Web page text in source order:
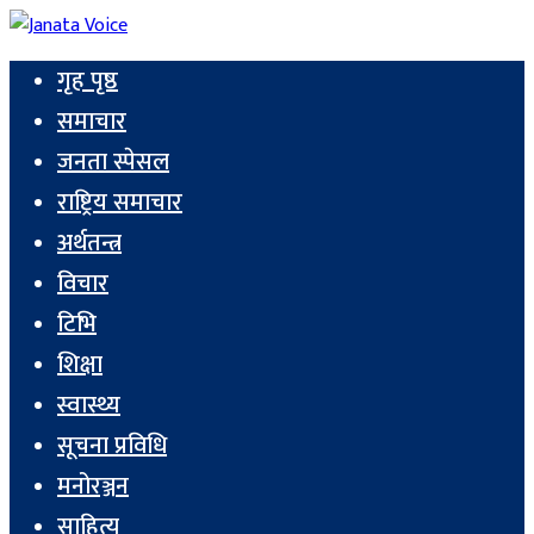
गृह पृष्ठ
समाचार
जनता स्पेसल
राष्ट्रिय समाचार
अर्थतन्त्र
विचार
टिभि
शिक्षा
स्वास्थ्य
सूचना प्रविधि
मनोरञ्जन